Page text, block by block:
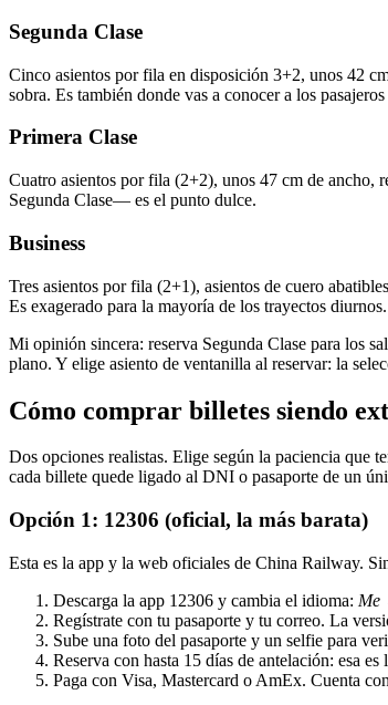
Segunda Clase
Cinco asientos por fila en disposición 3+2, unos 42
sobra. Es también donde vas a conocer a los
Primera Clase
Cuatro asientos por fila (2+2), unos 47 cm de ancho,
Segunda Clase— es el punto dulce.
Business
Tres asientos por fila (2+1), asientos de cuero
Es exagerado para la mayoría de los trayectos
Mi opinión sincera: reserva Segunda Clase para los
plano. Y elige asiento de ventanilla al reservar: la
Cómo comprar billetes siendo
Dos opciones realistas. Elige según la paciencia que
cada billete quede ligado al DNI o pasaporte de un
Opción 1: 12306 (oficial, la más barata)
Esta es la app y la web oficiales de China Railway.
Descarga la app 12306 y cambia el idioma: Me
Regístrate con tu pasaporte y tu correo. La
Sube una foto del pasaporte y un selfie para
Reserva con hasta 15 días de antelación: esa
Paga con Visa, Mastercard o AmEx. Cuenta